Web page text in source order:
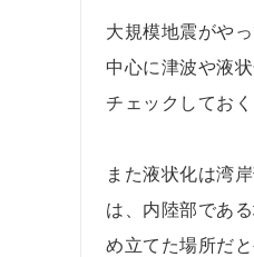
大規模地震がや
中心に津波や液
チェックしておく
また液状化は湾
は、内陸部であ
め立てた場所だ